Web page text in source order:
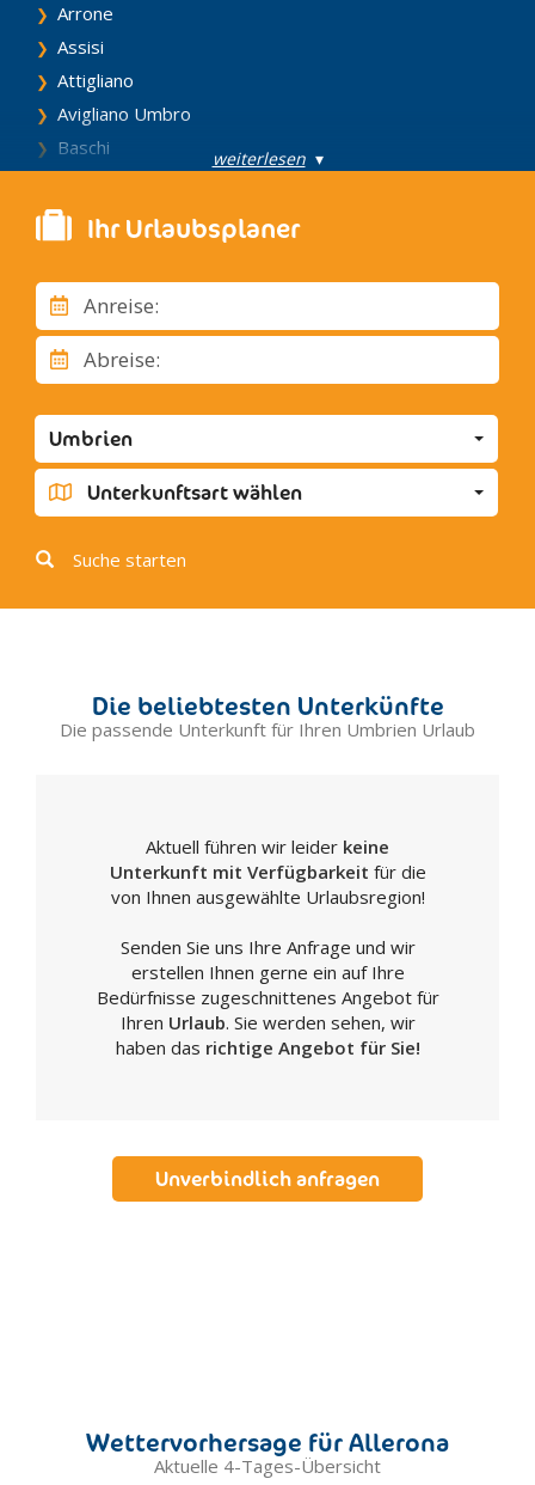
Arrone
Assisi
Attigliano
Avigliano Umbro
Baschi
Bettona
Bevagna
Calvi dell' Umbria
Campello sul Clitunno
Cannara
Cascia
Castel Giorgio
Castel Ritaldi
Castel Viscardo
Castiglione del Lago
Cerreto di Spoleto
Città della Pieve
Corciano
Foligno
Fratta Todina
Giano dell'Umbria
Gualdo Cattaneo
Gubbio
Lisciano Niccone
Montecastrilli
weiterlesen▾
Ihr Urlaubsplaner
Anreise:
Abreise:
Umbrien
Unterkunftsart wählen
Suche starten
Die beliebtesten Unterkünfte
Die passende Unterkunft für Ihren Umbrien Urlaub
Aktuell führen wir leider keine
Unterkunft mit Verfügbarkeit für die
von Ihnen ausgewählte Urlaubsregion!
Senden Sie uns Ihre Anfrage und wir
erstellen Ihnen gerne ein auf Ihre
Bedürfnisse zugeschnittenes Angebot für
Ihren Urlaub. Sie werden sehen, wir
haben das richtige Angebot für Sie!
Unverbindlich anfragen
Wettervorhersage für Allerona
Aktuelle 4-Tages-Übersicht